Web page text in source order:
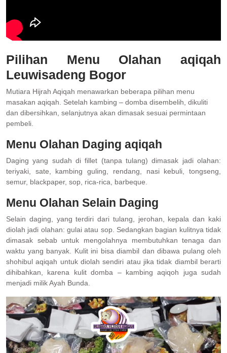
Pilihan Menu Olahan aqiqah
Leuwisadeng Bogor
Mutiara Hijrah Aqiqah menawarkan beberapa pilihan menu
masakan aqiqah. Setelah kambing – domba disembelih, dikuliti
dan dibersihkan, selanjutnya akan dimasak sesuai permintaan
pembeli.
Menu Olahan Daging aqiqah
Daging yang sudah di fillet (tanpa tulang) dimasak jadi olahan:
teriyaki, sate, kambing guling, rendang, nasi kebuli, tongseng,
semur, blackpaper, sop, rica-rica, barbeque.
Menu Olahan Selain Daging
Selain daging, yang terdiri dari tulang, jerohan, kepala dan kaki
diolah jadi olahan: gulai atau sop. Sedangkan bagian kulitnya tidak
dimasak sebab untuk mengolahnya membutuhkan tenaga dan
waktu yang banyak. Kulit ini bisa diambil dan dibawa pulang oleh
shohibul aqiqah untuk diolah sendiri atau jika tidak diambil berarti
dihibahkan, karena kulit domba – kambing aqiqoh juga sudah
menjadi milik Ayah Bunda.